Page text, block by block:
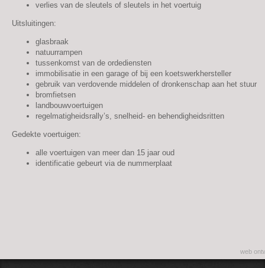
verlies van de sleutels of sleutels in het voertuig
Uitsluitingen:
glasbraak
natuurrampen
tussenkomst van de ordediensten
immobilisatie in een garage of bij een koetswerkhersteller
gebruik van verdovende middelen of dronkenschap aan het stuur
bromfietsen
landbouwvoertuigen
regelmatigheidsrally’s, snelheid- en behendigheidsritten
Gedekte voertuigen:
alle voertuigen van meer dan 15 jaar oud
identificatie gebeurt via de nummerplaat
web